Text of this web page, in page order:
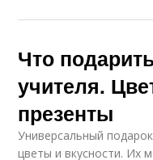
Что
учителя.
презенты
Универсальный
цветы и вкусности. Их